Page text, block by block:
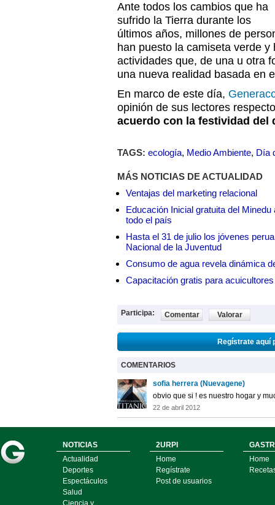
Ante todos los cambios que ha
sufrido la Tierra durante los
últimos años, millones de
han puesto la camiseta verde
actividades que, de una u otra
una nueva realidad basada en
En marco de este día,
opinión de sus lectores
acuerdo con la festividad del
TAGS: ecología, Medio Ambiente, Día
MÁS NOTICIAS DE ACTUALIDAD
Ventajas del marketing relacional
Educación Inicial gratuita del
todo el país
Hasta el 31 de julio los jóvenes
Nacional de la Juventud
Consumo de agua revela dinámica
Capacitación gratis para
Participa: Comentar Valorar
Regístrate aquí
COMENTARIOS
sofia herrera (Nuevagene)
obvio que si ! es nuestro hogar y
22 de abril 2012
NOTICIAS
Actualidad
Deportes
Espectáculos
Salud
Ciencia y
2URPI
Home
Regístrate
Post de usuarios
Home